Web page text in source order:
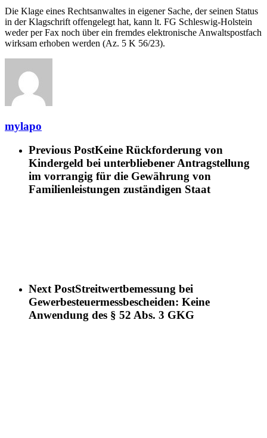
Die Klage eines Rechtsanwaltes in eigener Sache, der seinen Status
in der Klagschrift offengelegt hat, kann lt. FG Schleswig-Holstein
weder per Fax noch über ein fremdes elektronische Anwaltspostfach
wirksam erhoben werden (Az. 5 K 56/23).
mylapo
Previous PostKeine Rückforderung von
Kindergeld bei unterbliebener Antragstellung
im vorrangig für die Gewährung von
Familienleistungen zuständigen Staat
Next PostStreitwertbemessung bei
Gewerbesteuermessbescheiden: Keine
Anwendung des § 52 Abs. 3 GKG